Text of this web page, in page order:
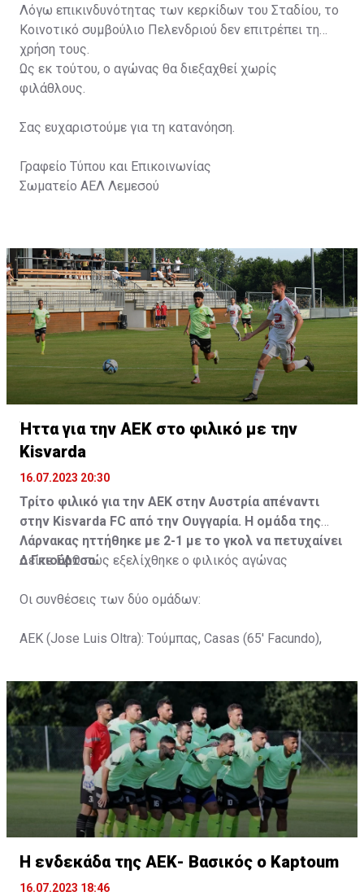
Λόγω επικινδυνότητας των κερκίδων του Σταδίου, το
Κοινοτικό συμβούλιο Πελενδριού δεν επιτρέπει τη
χρήση τους.
Ως εκ τούτου, ο αγώνας θα διεξαχθεί χωρίς
φιλάθλους.
Σας ευχαριστούμε για τη κατανόηση.
Γραφείο Τύπου και Επικοινωνίας
Σωματείο ΑΕΛ Λεμεσού
Ήττα για την ΑΕΚ στο φιλικό με την
Kisvarda
16.07.2023 20:30
Τρίτο φιλικό για την ΑΕΚ στην Αυστρία απέναντι
στην Kisvarda FC από την Ουγγαρία. Η ομάδα της
Λάρνακας ηττήθηκε με 2-1 με το γκολ να πετυχαίνει
ο Γκιούρτσο.
ΔείτεΕΔΩπώς εξελίχθηκε ο φιλικός αγώνας
Οι συνθέσεις των δύο ομάδων:
ΑΕΚ (Jose Luis Oltra): Tούμπας, Casas (65' Facundo),
Gyurcso), Κaptoum (46' Καψής (65' Mάμας), Roberge (65'
Tomovic), Aνδρέου (65' Angel) , Κωνσταντή (65' Sol),
Τζιωρτζής (65' Faraj), Κατελάρης (65' Milicevic).
Στον πάγκο: Piric, Στυλιανίδης, Tomovic, Καψής, Sol,
Faraj, Lopes, Angel, Milicevic, Pons, Εγγλέζου, Facundo,
Gonzalez, Guyrcso, Μάμας.
Κisvarda FC (Milos Kruscic): Kovacs, Navratil, Raul, Szor,
Lippai, Alic, Kormendi, Makowski, Czekus, Ilievski,
H ενδεκάδα της ΑΕΚ- Βασικός ο Kaptoum
16.07.2023 18:46